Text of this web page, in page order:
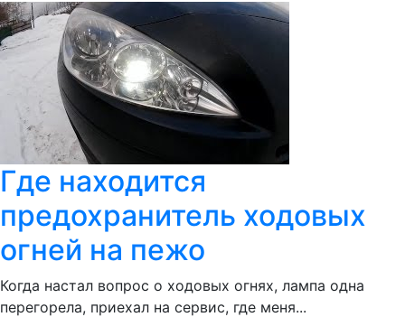
Где находится
предохранитель ходовых
огней на пежо
Когда настал вопрос о ходовых огнях, лампа одна
перегорела, приехал на сервис, где меня...